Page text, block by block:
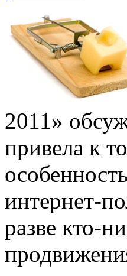
2011»
привела к
интернет-
разве кто-